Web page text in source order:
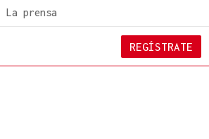
La prensa
REGÍSTRATE